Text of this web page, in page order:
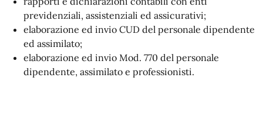
previdenziali, assistenziali ed assicurativi;
elaborazione ed invio CUD del personale dipendente
ed assimilato;
elaborazione ed invio Mod. 770 del personale
dipendente, assimilato e professionisti.